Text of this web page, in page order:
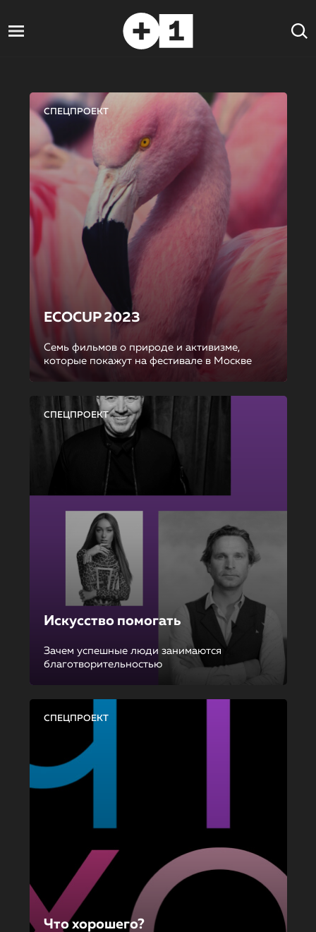
СПЕЦПРОЕКТ
ECOCUP 2023
Семь фильмов о природе и активизме,
которые покажут на фестивале в Москве
СПЕЦПРОЕКТ
Искусство помогать
Зачем успешные люди занимаются
благотворительностью
СПЕЦПРОЕКТ
Что хорошего?